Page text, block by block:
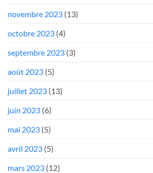
novembre 2023 (13)
octobre 2023 (4)
septembre 2023 (3)
août 2023 (5)
juillet 2023 (13)
juin 2023 (6)
mai 2023 (5)
avril 2023 (5)
mars 2023 (12)